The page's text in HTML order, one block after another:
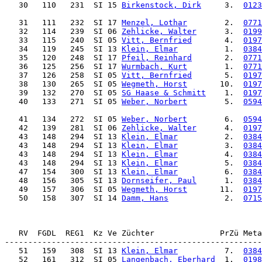
   30   110   231  SI 15
Birkenstock, Dirk
     3.
   31   111   232  SI 17
Menzel, Lothar
        2.
   32   114   239  SI 06
Zehlicke, Walter
      3.
   33   115   240  SI 05
Vitt, Bernfried
       4.
   34   119   245  SI 13
Klein, Elmar
          1.
   35   120   248  SI 17
Pfeil, Reinhard
       2.
   36   125   256  SI 17
Wurmbach, Kurt
        1.
   37   126   258  SI 05
Vitt, Bernfried
       5.
   38   130   265  SI 05
Wegmeth, Horst
       10.
   39   132   270  SI 05
SG Haase & Schmitt
    1.
   40   133   271  SI 05
Weber, Norbert
        5.
   41   134   272  SI 05
Weber, Norbert
        6.
   42   139   281  SI 06
Zehlicke, Walter
      4.
   43   148   294  SI 13
Klein, Elmar
          2.
   43   148   294  SI 13
Klein, Elmar
          3.
   43   148   294  SI 13
Klein, Elmar
          4.
   43   148   294  SI 13
Klein, Elmar
          5.
   47   154   300  SI 13
Klein, Elmar
          6.
   48   156   305  SI 13
Dornseifer, Paul
      1.
   49   157   306  SI 05
Wegmeth, Horst
       11.
   50   158   307  SI 14
Damm, Hans
            2.
RV  FGDL  REG1  Kz Ve Züchter              PrZü
   51   159   308  SI 13
Klein, Elmar
          7.
   52   161   312  SI 05
Langenbach, Eberhard
  1.